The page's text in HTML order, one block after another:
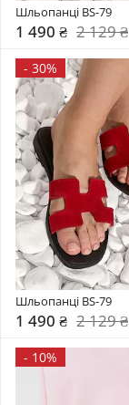
Шльопанці BS-79
1 490 ₴ 2 129 ₴
- 30%
Шльопанці BS-79
1 490 ₴ 2 129 ₴
- 10%